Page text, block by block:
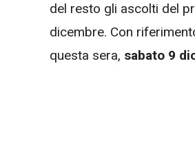
del resto gli ascolti del
dicembre. Con
questa sera, sabato 9